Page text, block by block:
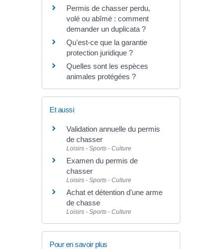
Permis de chasser perdu,
volé ou abîmé : comment
demander un duplicata ?
Qu'est-ce que la garantie
protection juridique ?
Quelles sont les espèces
animales protégées ?
Et aussi
Validation annuelle du permis
de chasser
Loisirs - Sports - Culture
Examen du permis de
chasser
Loisirs - Sports - Culture
Achat et détention d'une arme
de chasse
Loisirs - Sports - Culture
Pour en savoir plus